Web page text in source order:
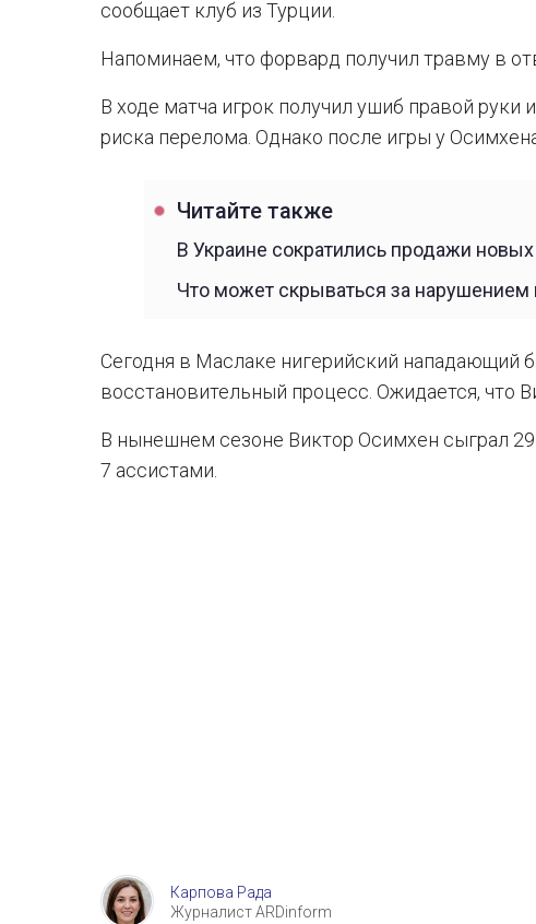
сообщает клуб из Турции.
Напоминаем, что форвард получил травму в
В ходе матча игрок получил ушиб правой руки
риска перелома. Однако после игры у
Читайте также
В Украине сократились продажи
Что может скрываться за
Сегодня в Маслаке нигерийский нападающий
восстановительный процесс. Ожидается, что
В нынешнем сезоне Виктор Осимхен сыграл
7 ассистами.
Карпова Рада
Журналист ARDinform